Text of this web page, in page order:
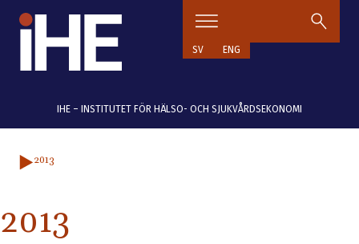
IHE – INSTITUTET FÖR HÄLSO- OCH SJUKVÅRDSEKONOMI
SV ENG
2013
2013